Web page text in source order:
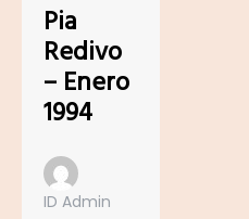
Pia
Redivo
– Enero
1994
ID Admin